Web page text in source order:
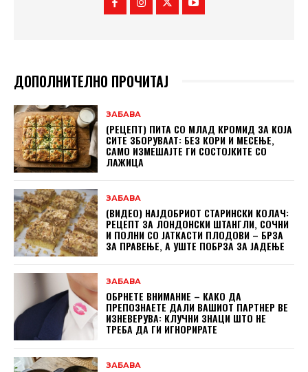
ДОПОЛНИТЕЛНО ПРОЧИТАЈ
ЗАБАВА
(РЕЦЕПТ) ПИТА СО МЛАД КРОМИД ЗА КОЈА
СИТЕ ЗБОРУВААТ: БЕЗ КОРИ И МЕСЕЊЕ,
САМО ИЗМЕШАЈТЕ ГИ СОСТОЈКИТЕ СО
ЛАЖИЦА
ЗАБАВА
(ВИДЕО) НАЈДОБРИОТ СТАРИНСКИ КОЛАЧ:
РЕЦЕПТ ЗА ЛОНДОНСКИ ШТАНГЛИ, СОЧНИ
И ПОЛНИ СО ЈАТКАСТИ ПЛОДОВИ – БРЗА
ЗА ПРАВЕЊЕ, А УШТЕ ПОБРЗА ЗА ЈАДЕЊЕ
ЗАБАВА
ОБРНЕТЕ ВНИМАНИЕ – КАКО ДА
ПРЕПОЗНАЕТЕ ДАЛИ ВАШИОТ ПАРТНЕР ВЕ
ИЗНЕВЕРУВА: КЛУЧНИ ЗНАЦИ ШТО НЕ
ТРЕБА ДА ГИ ИГНОРИРАТЕ
ЗАБАВА